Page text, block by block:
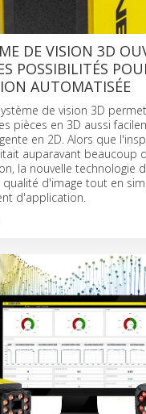
DE VISION 3D
POSSIBILITÉS
AUTOMATISÉE
de vision 3D
pièces en 3D aussi
en 2D. Alors que
auparavant beaucoup
la nouvelle technologie
qualité d'image tout en
d'application.